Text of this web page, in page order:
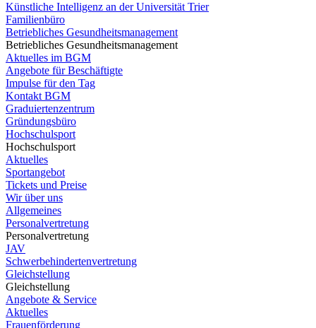
Künstliche Intelligenz an der Universität Trier
Familienbüro
Betriebliches Gesundheitsmanagement
Betriebliches Gesundheitsmanagement
Aktuelles im BGM
Angebote für Beschäftigte
Impulse für den Tag
Kontakt BGM
Graduiertenzentrum
Gründungsbüro
Hochschulsport
Hochschulsport
Aktuelles
Sportangebot
Tickets und Preise
Wir über uns
Allgemeines
Personalvertretung
Personalvertretung
JAV
Schwerbehindertenvertretung
Gleichstellung
Gleichstellung
Angebote & Service
Aktuelles
Frauenförderung